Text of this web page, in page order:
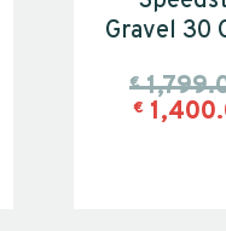
Gravel 30
€
€